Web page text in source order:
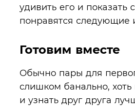
удивить его и
понравятся следующие
Готовим вместе
Обычно пары для
слишком банально,
и узнать друг друга